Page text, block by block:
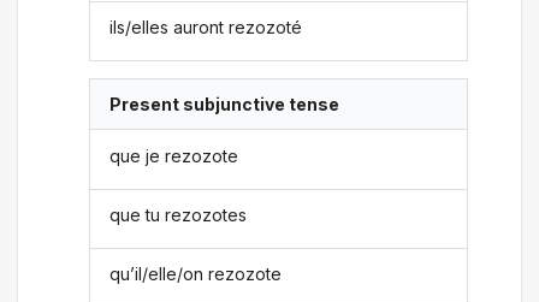
ils/elles auront rezozoté
Present subjunctive tense
que je rezozote
que tu rezozotes
qu’il/elle/on rezozote